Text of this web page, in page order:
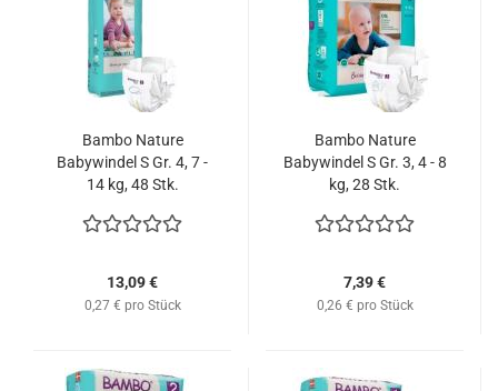
Bambo Nature
Babywindel S Gr. 4, 7 -
14 kg, 48 Stk.
13,09 €
0,27 € pro Stück
Bambo Nature
Babywindel S Gr. 3, 4 - 8
kg, 28 Stk.
7,39 €
0,26 € pro Stück